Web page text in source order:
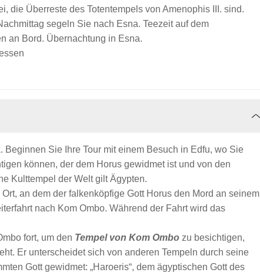
die Überreste des Totentempels von Amenophis III. sind.
segeln Sie nach Esna. Teezeit auf dem
an Bord. Übernachtung in Esna.
Sie Ihre Tour mit einem Besuch in Edfu, wo Sie
können, der dem Horus gewidmet ist und von den
Kulttempel der Welt gilt Ägypten.
an dem der falkenköpfige Gott Horus den Mord an seinem
nach Kom Ombo. Während der Fahrt wird das
fort, um den Tempel von Kom Ombo zu besichtigen,
Er unterscheidet sich von anderen Tempeln durch seine
Gott gewidmet: „Haroeris“, dem ägyptischen Gott des